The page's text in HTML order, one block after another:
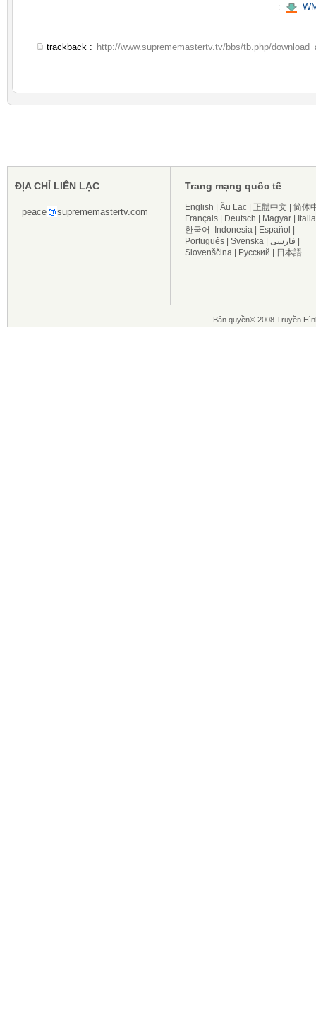
:
trackback : http://www.suprememastertv.tv/bbs/tb.php/
ĐỊA CHỈ LIÊN LẠC
peace suprememastertv.com
Trang mạng quốc tế
English Âu Lạc 正體中文
简体
Français
Deutsch Magyar
한국어
Indonesia Español
Português
Svenska فارسی
Slovenščina
Русский 日本語
Bản quyền© 2008 Truyền